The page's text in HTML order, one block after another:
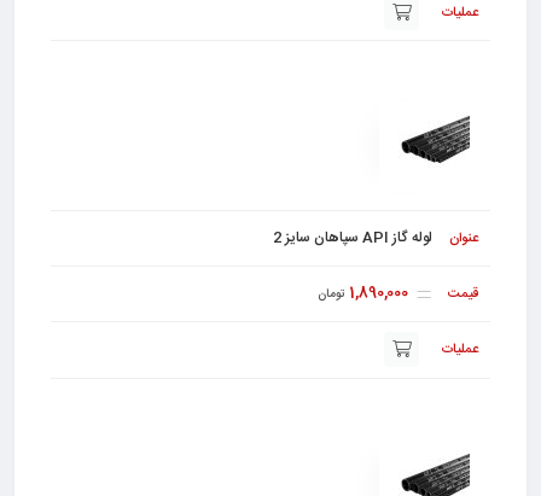
لوله گاز API سپاهان سایز 2
1,890,000 تومان